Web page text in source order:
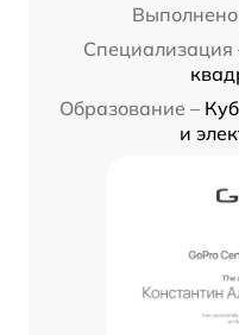
Специализация
Образование –
и